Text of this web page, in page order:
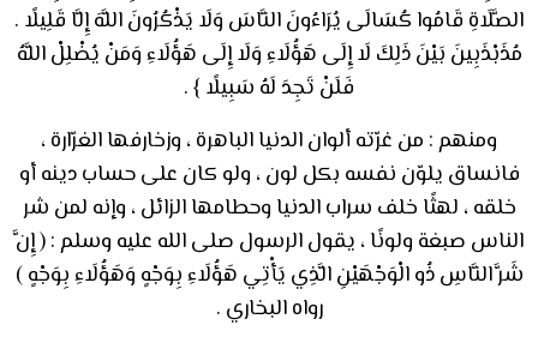
الصَّلَاةِ قَامُوا كُسَالَى يُرَاءُونَ النَّاسَ وَلَا يَذْكُرُونَ اللَّهَ إِلَّا قَلِيلًا .
مُذَبْذَبِينَ بَيْنَ ذَلِكَ لَا إِلَى هَؤُلَاءِ وَلَا إِلَى هَؤُلَاءِ وَمَنْ يُضْلِلْ اللَّهُ
فَلَنْ تَجِدَ لَهُ سَبِيلًا } .
ومنهم : من غرّته ألوان الدنيا الباهرة ، وزخارفها الغرّارة ،
فانساق يلوّن نفسه بكل لون ، ولو كان على حساب دينه أو
خلقه ، لهثًا خلف سراب الدنيا وحطامها الزائل ، وإنه لمن شر
الناس صبغة ولونًا ، يقول الرسول صلى الله عليه وسلم : ( إِنَّ
شَرَّ النَّاسِ ذُو الْوَجْهَيْنِ الَّذِي يَأْتِي هَؤُلَاءِ بِوَجْهٍ وَهَؤُلَاءِ بِوَجْهٍ )
رواه البخاري .